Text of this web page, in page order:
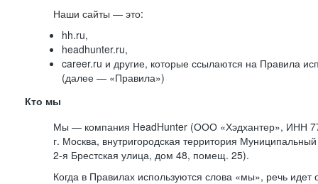
Наши сайты — это:
hh.ru,
headhunter.ru,
career.ru и другие, которые ссылаются на Правила
(далее — «Правила»)
Кто мы
Мы — компания HeadHunter (ООО «Хэдхантер», ИНН
г. Москва, внутригородская территория Муниципальный
2-я Брестская улица, дом 48, помещ. 25).
Когда в Правилах используются слова «мы», речь